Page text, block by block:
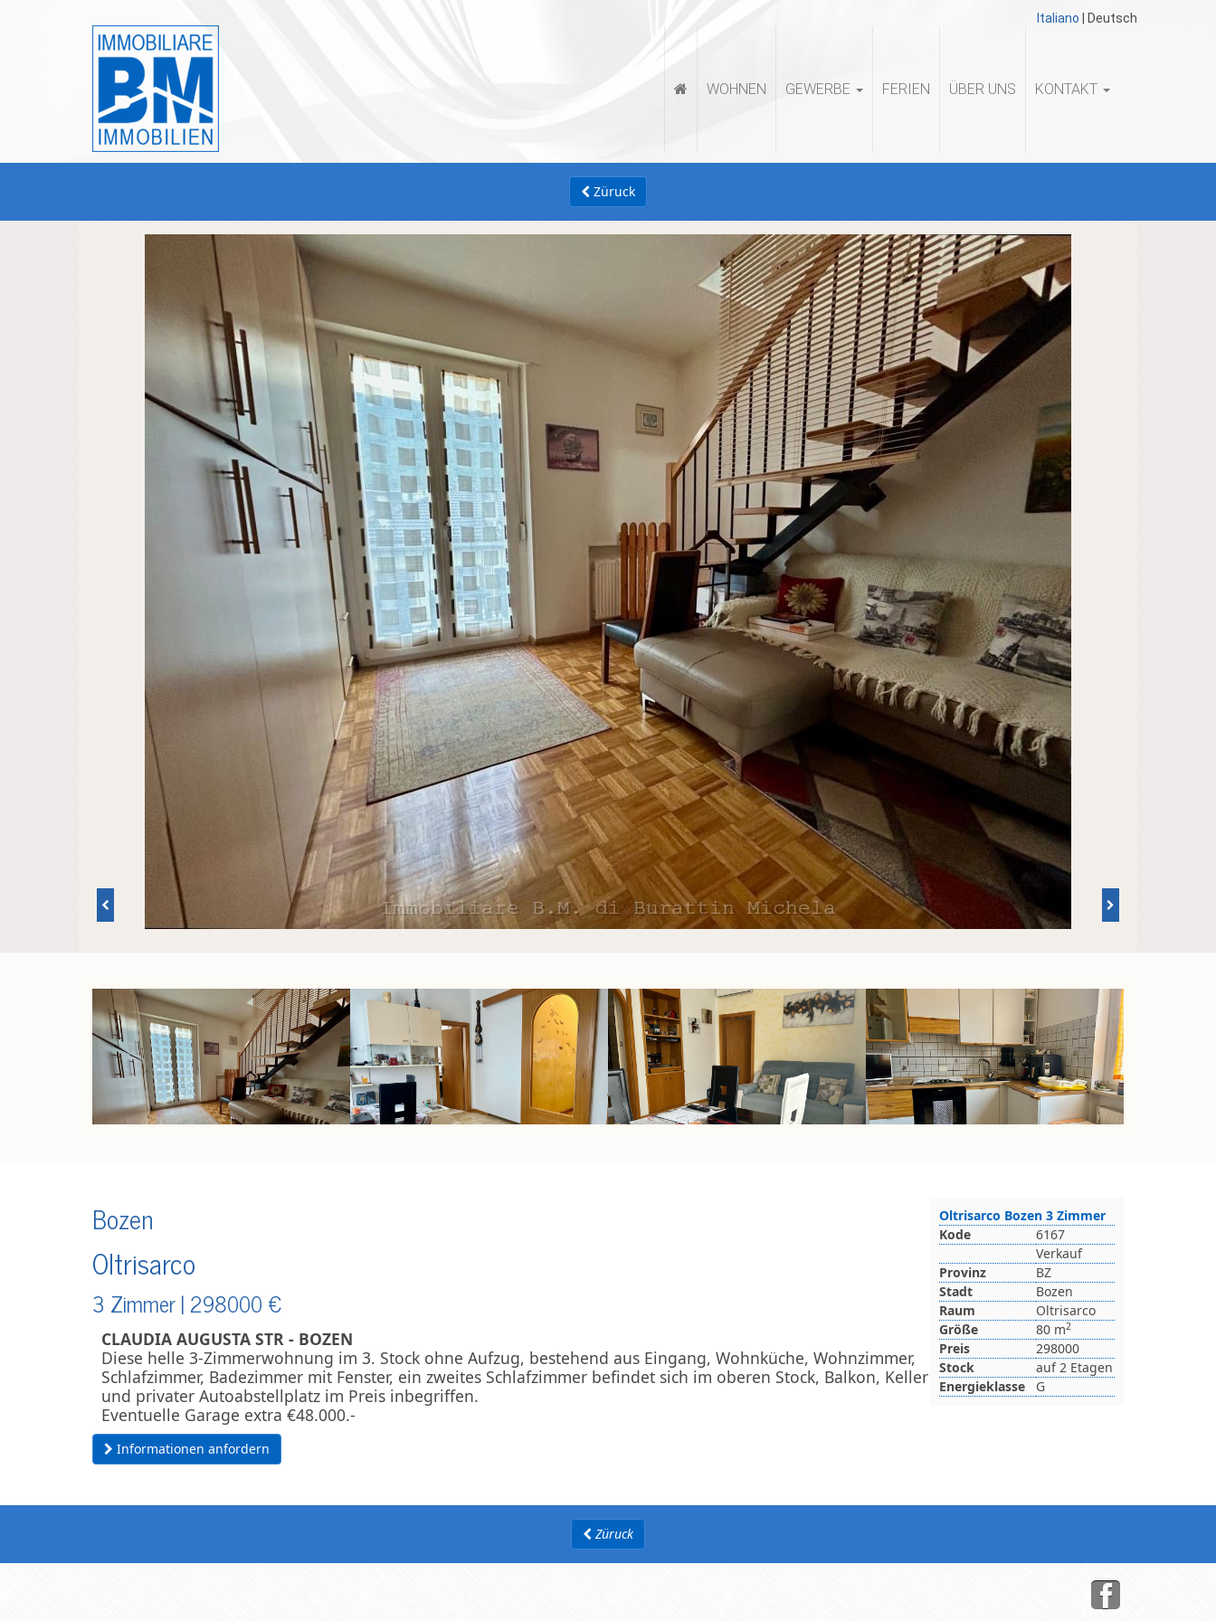
Italiano Deutsch
WOHNEN GEWERBE FERIEN ÜBER UNS KONTAKT
Züruck
Oltrisarco Bozen 3 Zimmer
Kode
6167
Verkauf
Provinz
BZ
Stadt
Bozen
Raum
Oltrisarco
Größe
80 m2
Preis
298000
Stock
auf 2 Etagen
Energieklasse
G
Bozen
Oltrisarco
3 Zimmer | 298000 €
CLAUDIA AUGUSTA STR - BOZEN
Diese helle 3-Zimmerwohnung im 3. Stock ohne Aufzug, bestehend aus Eingang, Wohnküche, Wohnzimmer,
Schlafzimmer, Badezimmer mit Fenster, ein zweites Schlafzimmer befindet sich im oberen Stock, Balkon, Keller
und privater Autoabstellplatz im Preis inbegriffen.
Eventuelle Garage extra €48.000.-
Informationen anfordern
Züruck